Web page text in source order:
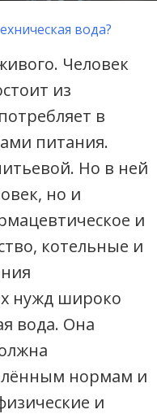
вода?
Человек
из
в
питания.
Но в ней
но и
и
котельные и
нужд широко
вода. Она
нормам и
и